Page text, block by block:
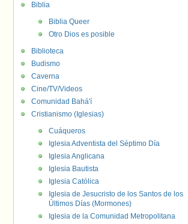
Biblia
Biblia Queer
Otro Dios es posible
Biblioteca
Budismo
Caverna
Cine/TV/Videos
Comunidad Bahá'í
Cristianismo (Iglesias)
Cuáqueros
Iglesia Adventista del Séptimo Día
Iglesia Anglicana
Iglesia Bautista
Iglesia Católica
Iglesia de Jesucristo de los Santos de los
Últimos Días (Mormones)
Iglesia de la Comunidad Metropolitana